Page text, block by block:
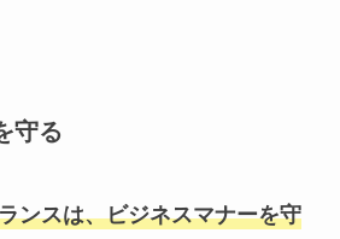
守る
ンスは、ビジネスマナーを守